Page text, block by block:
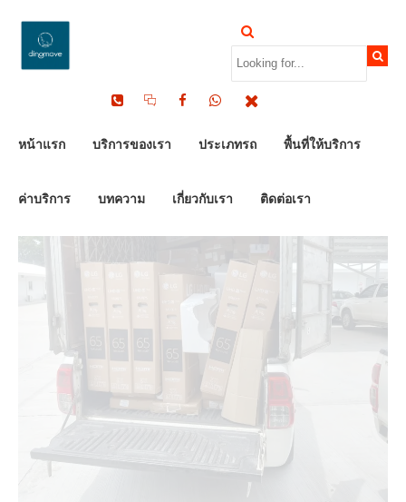
หน้าแรก บริการของเรา ประเภทรถ พื้นที่ให้บริการ
ค่าบริการ บทความ เกี่ยวกับเรา ติดต่อเรา